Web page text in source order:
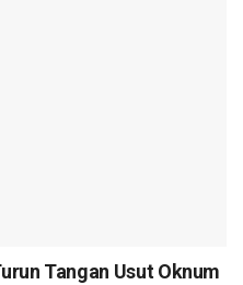
Tangan Usut Oknum